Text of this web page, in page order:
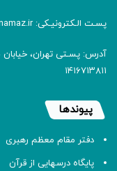
پسـت الـکترونیـکی: info[at]namaz.ir
۱۴۱۶۷۱۳۸۱۱
پیوندها
دفتر مقام معظم رهبری
پایگاه درسهایی از قرآن